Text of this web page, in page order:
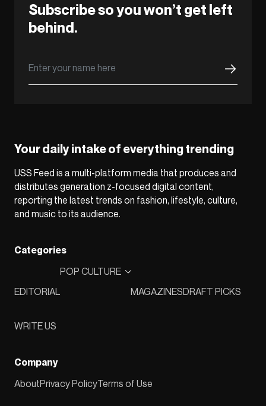
Subscribe so you won’t get left
behind.
Your daily intake of everything trending
USS Feed is a multi-platform media that produces and
distributes generation z-focused digital content,
reporting the latest trends on fashion, lifestyle, culture,
and music to its audience.
Categories
EDITORIAL
POP CULTURE
MAGAZINESDRAFT PICKS
WRITE US
Company
AboutPrivacy PolicyTerms of Use